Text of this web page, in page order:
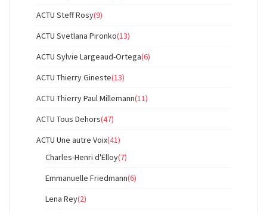
ACTU Steff Rosy(9)
ACTU Svetlana Pironko(13)
ACTU Sylvie Largeaud-Ortega(6)
ACTU Thierry Gineste(13)
ACTU Thierry Paul Millemann(11)
ACTU Tous Dehors(47)
ACTU Une autre Voix(41)
Charles-Henri d'Elloy(7)
Emmanuelle Friedmann(6)
Lena Rey(2)